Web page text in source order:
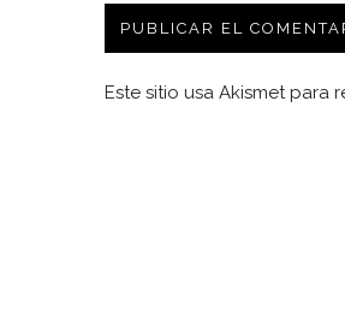
Este sitio usa Akismet para